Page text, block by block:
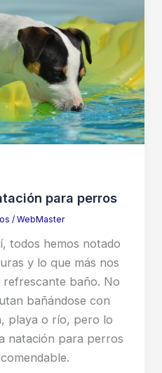
para perros
/ WebMaster
todos hemos notado
y lo que más nos
baño. No
bañándose con
playa o río, pero lo
natación para perros